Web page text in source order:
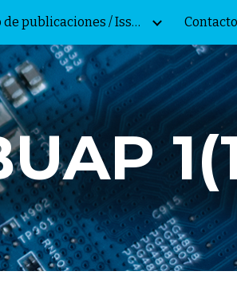
Skip to
Archivo de publicaciones / Issue archive